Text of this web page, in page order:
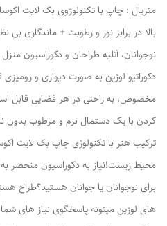
متریال : چاپ با تکنولوژوی بک لایت
بالا در برابر نور و رطوبت + ماندگاری
نوجوانان، آتلیه طراحان و دکوراسیون
دکوراتیو لوژین به صورت دیواری و
مخصوص، به راحتی در هر فضایی قابل
کردن با یک دستمال نرم و مرطوب بدون
ترکیب هنر با تکنولوژی چاپ بک لایت
محیط زیست!نیاز به دکوراسیون منحصر
برای نوجوانان یا جوانان هستید؟طراح
های لوژين میتونه پاسخگوی نیاز های